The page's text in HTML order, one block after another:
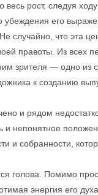
рост, следуя
убеждения его
случайно, что эта
правоты. Из всех
зрителя — одно из
к созданию
и рядом
и непонятное
и собранности,
голова. Помимо
энергия его